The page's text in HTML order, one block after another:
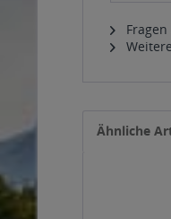
Ähnliche